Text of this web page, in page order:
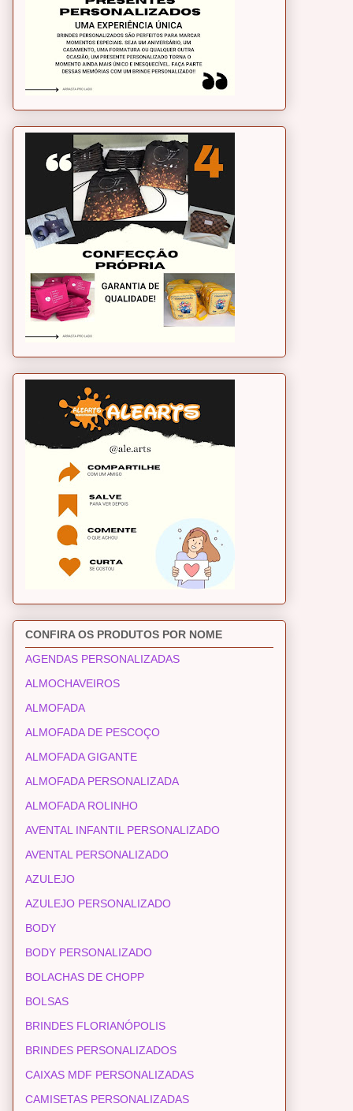
CONFIRA OS PRODUTOS POR NOME
AGENDAS PERSONALIZADAS
ALMOCHAVEIROS
ALMOFADA
ALMOFADA DE PESCOÇO
ALMOFADA GIGANTE
ALMOFADA PERSONALIZADA
ALMOFADA ROLINHO
AVENTAL INFANTIL PERSONALIZADO
AVENTAL PERSONALIZADO
AZULEJO
AZULEJO PERSONALIZADO
BODY
BODY PERSONALIZADO
BOLACHAS DE CHOPP
BOLSAS
BRINDES FLORIANÓPOLIS
BRINDES PERSONALIZADOS
CAIXAS MDF PERSONALIZADAS
CAMISETAS PERSONALIZADAS